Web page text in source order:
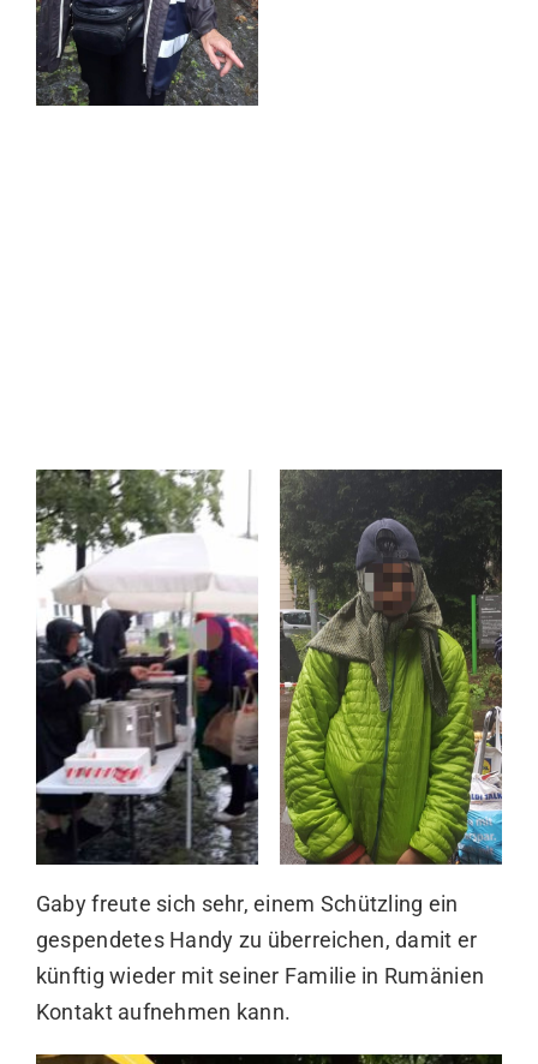
Gaby freute sich sehr, einem Schützling ein
gespendetes Handy zu überreichen, damit er
künftig wieder mit seiner Familie in Rumänien
Kontakt aufnehmen kann.